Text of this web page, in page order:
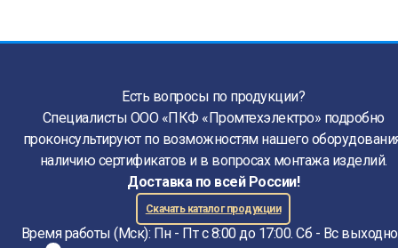
Есть вопросы по продукции?
Специалисты ООО «ПКФ «Промтехэлектро» подробно
проконсультируют по возможностям нашего
наличию сертификатов и в вопросах монтажа изделий.
Доставка по всей России!
Скачать каталог продукции
Время работы (Мск): Пн - Пт с 8:00 до 17:00. Сб - Вс